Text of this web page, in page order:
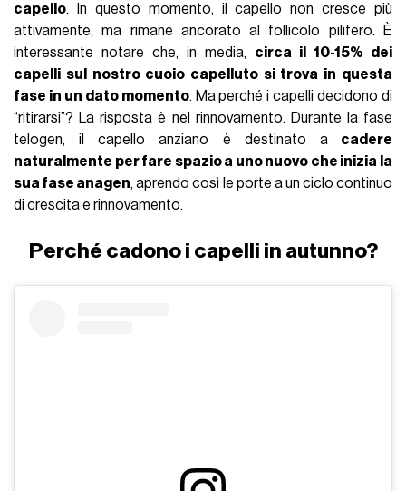
capello. In questo momento, il capello non cresce più
attivamente, ma rimane ancorato al follicolo pilifero. È
interessante notare che, in media, circa il 10-15% dei
capelli sul nostro cuoio capelluto si trova in questa
fase in un dato momento. Ma perché i capelli decidono di
“ritirarsi”? La risposta è nel rinnovamento. Durante la fase
telogen, il capello anziano è destinato acadere
naturalmente per fare spazio a uno nuovo che inizia la
sua fase anagen, aprendo così le porte a un ciclo continuo
di crescita e rinnovamento.
Perché cadono i capelli in autunno?